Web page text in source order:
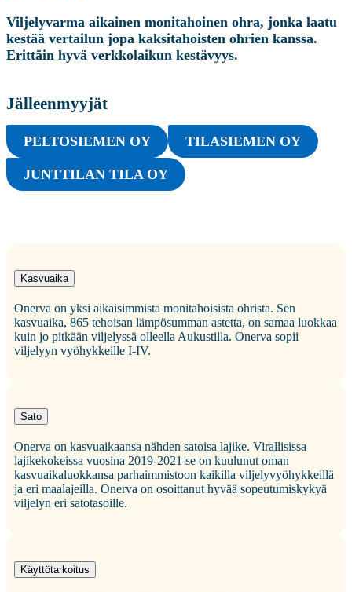
Viljelyvarma aikainen monitahoinen ohra, jonka laatu
kestää vertailun jopa kaksitahoisten ohrien kanssa.
Erittäin hyvä verkkolaikun kestävyys.
Jälleenmyyjät
PELTOSIEMEN OY TILASIEMEN OY
JUNTTILAN TILA OY
Kasvuaika
Onerva on yksi aikaisimmista monitahoisista ohrista. Sen
kasvuaika, 865 tehoisan lämpösumman astetta, on samaa luokkaa
kuin jo pitkään viljelyssä olleella Aukustilla. Onerva sopii
viljelyyn vyöhykkeille I-IV.
Sato
Onerva on kasvuaikaansa nähden satoisa lajike. Virallisissa
lajikekokeissa vuosina 2019-2021 se on kuulunut oman
kasvuaikaluokkansa parhaimmistoon kaikilla viljelyvyöhykkeillä
ja eri maalajeilla. Onerva on osoittanut hyvää sopeutumiskykyä
viljelyn eri satotasoille.
Käyttötarkoitus